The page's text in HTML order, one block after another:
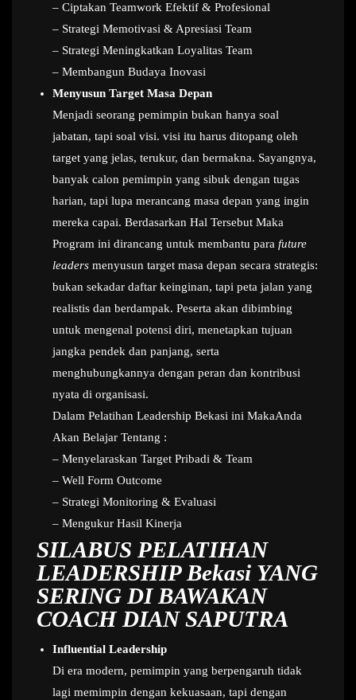
– Ciptakan Teamwork Efektif & Profesional
– Strategi Memotivasi & Apresiasi Team
– Strategi Meningkatkan Loyalitas Team
– Membangun Budaya Inovasi
Menyusun Target Masa Depan
Menjadi seorang pemimpin bukan hanya soal
jabatan, tapi soal visi. visi itu harus ditopang oleh
target yang jelas, terukur, dan bermakna. Sayangnya,
banyak calon pemimpin yang sibuk dengan tugas
harian, tapi lupa merancang masa depan yang ingin
mereka capai. Berdasarkan Hal Tersebut Maka
Program ini dirancang untuk membantu para future
leaders menyusun target masa depan secara strategis:
bukan sekadar daftar keinginan, tapi peta jalan yang
realistis dan berdampak. Peserta akan dibimbing
untuk mengenal potensi diri, menetapkan tujuan
jangka pendek dan panjang, serta
menghubungkannya dengan peran dan kontribusi
nyata di organisasi.
Dalam Pelatihan Leadership Bekasi ini MakaAnda
Akan Belajar Tentang :
– Menyelaraskan Target Pribadi & Team
– Well Form Outcome
– Strategi Monitoring & Evaluasi
– Mengukur Hasil Kinerja
SILABUS PELATIHAN
LEADERSHIP Bekasi YANG
SERING DI BAWAKAN
COACH DIAN SAPUTRA
Influential Leadership
Di era modern, pemimpin yang berpengaruh tidak
lagi memimpin dengan kekuasaan, tapi dengan